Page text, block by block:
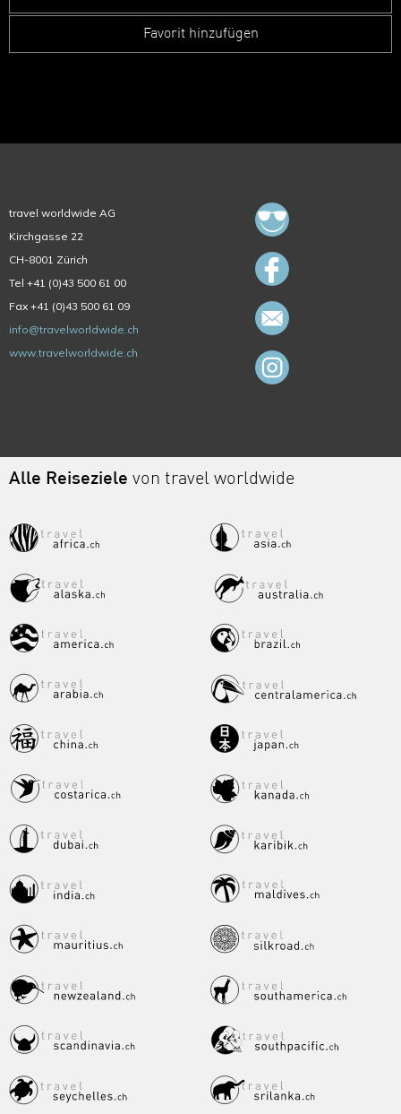
Favorit hinzufügen
travel worldwide AG
Kirchgasse 22
CH-8001 Zürich
Tel +41 (0)43 500 61 00
Fax +41 (0)43 500 61 09
info@travelworldwide.ch
www.travelworldwide.ch
Alle Reiseziele von travel worldwide